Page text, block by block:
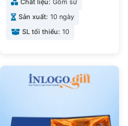
Chất liệu: Gốm sứ
Sản xuất: 10 ngày
SL tối thiểu: 10